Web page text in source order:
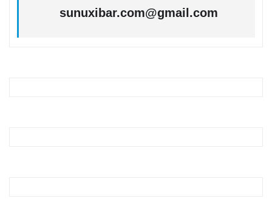
sunuxibar.com@gmail.com